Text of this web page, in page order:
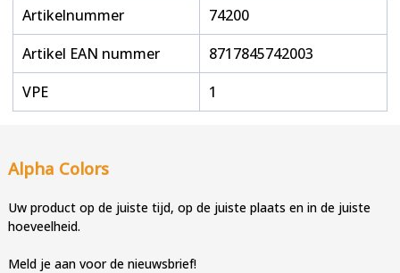
Artikelnummer
74200
Artikel EAN nummer
8717845742003
VPE
1
Alpha Colors
Uw product op de juiste tijd, op de juiste plaats en in de juiste
hoeveelheid.
Meld je aan voor de nieuwsbrief!